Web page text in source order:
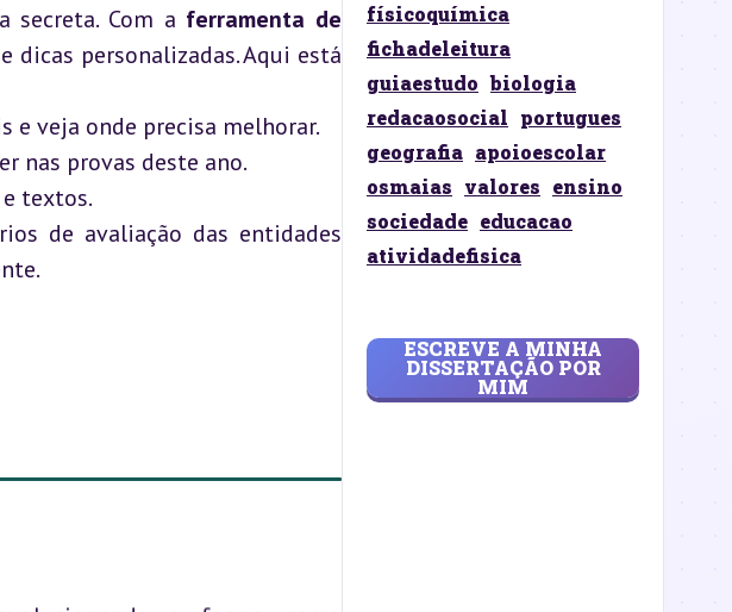
secreta. Com a ferramenta de
dicas personalizadas. Aqui está
e veja onde precisa melhorar.
nas provas deste ano.
textos.
de avaliação das entidades
físicoquímica
fichadeleitura
guiaestudo biologia
redacaosocial portugues
geografia apoioescolar
osmaias valores ensino
sociedade educacao
atividadefisica
ESCREVE A MINHA
DISSERTAÇÃO POR
MIM